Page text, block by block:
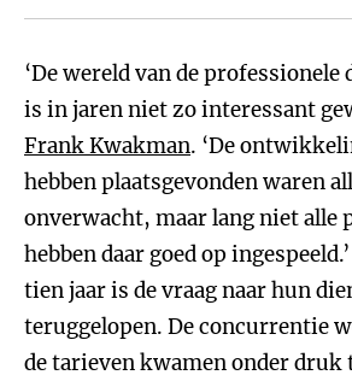
‘De wereld van de
is in jaren niet zo interessant
Frank Kwakman. ‘De
hebben plaatsgevonden waren
onverwacht, maar lang niet alle
hebben daar goed op
tien jaar is de vraag naar hun
teruggelopen. De concurrentie
de tarieven kwamen onder druk